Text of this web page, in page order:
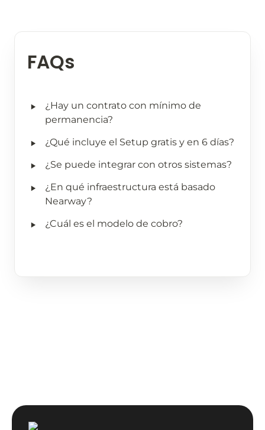
FAQs
‣
¿Hay un contrato con mínimo de
permanencia?
‣ ¿Qué incluye el Setup gratis y en 6 días?
‣ ¿Se puede integrar con otros sistemas?
‣
¿En qué infraestructura está basado
Nearway?
‣ ¿Cuál es el modelo de cobro?